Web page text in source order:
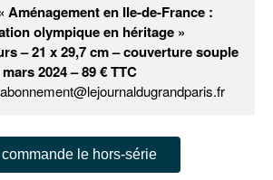
Aménagement en Ile-de-France :
olympique en héritage »
– 21 x 29,7 cm – couverture souple
mars 2024 – 89 € TTC
le hors-série